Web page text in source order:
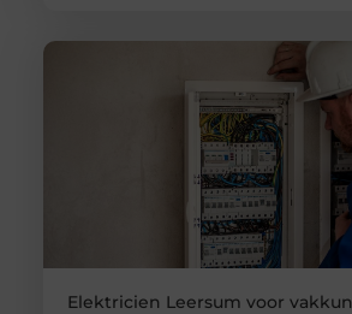
Elektricien Leersum voor